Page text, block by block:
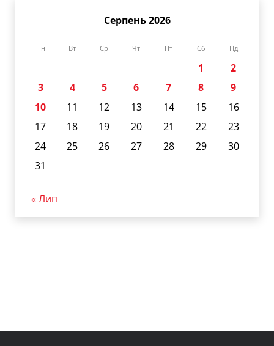
Серпень 2026
Пн Вт Ср Чт Пт Сб Нд
1
2
3
4 5 6 7 8
9
10
11 12 13 14 15
16
17
18 19 20 21 22
23
24
25 26 27 28 29
30
31
« Лип